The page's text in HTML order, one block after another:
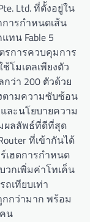
Ltd. ที่ตั้งอยู่ใน
การกำหนดเส้น
ทน Fable 5
การควบคุมการ
โมเดลเพียงตัว
กว่า 200 ตัวด้วย
ตามความซับซ้อน
ละนโยบายความ
ผลลัพธ์ที่ดีที่สุด
ที่เข้ากันได้
เฮดการกำหนด
วกเพิ่มค่าโทเค็น
เทียบเท่า
กว่ามาก พร้อม
น